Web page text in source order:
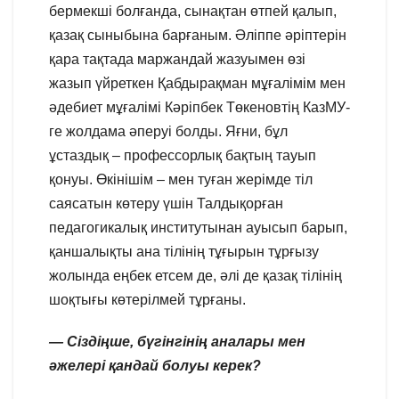
бермекші болғанда, сынақтан өтпей қалып,
қазақ сыныбына барғаным. Әліппе әріптерін
қара тақтада маржандай жазуымен өзі
жазып үйреткен Қабдырақман мұғалімім мен
әдебиет мұғалімі Кәріпбек Төкеновтің КазМУ-
ге жолдама әперуі болды. Яғни, бұл
ұстаздық – профессорлық бақтың тауып
қонуы. Өкінішім – мен туған жерімде тіл
саясатын көтеру үшін Талдықорған
педагогикалық институтынан ауысып барып,
қаншалықты ана тілінің тұғырын тұрғызу
жолында еңбек етсем де, әлі де қазақ тілінің
шоқтығы көтерілмей тұрғаны.
— Сіздіңше, бүгінгінің аналары мен
әжелері қандай болуы керек?